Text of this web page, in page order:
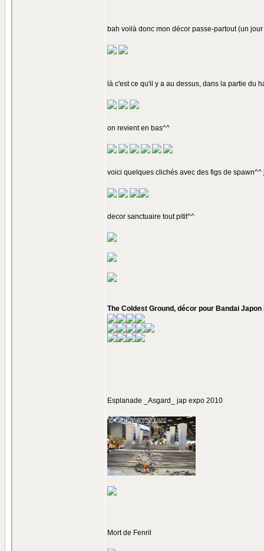
bah voilà donc mon décor passe-partout (un
là c'est ce qu'il y a au dessus, dans la partie du
on revient en bas^^
voici quelques clichés avec des figs de spawn^^
decor sanctuaire tout pitit^^
The Coldest Ground, décor pour Bandai
Esplanade _Asgard_ jap expo 2010
Mort de Fenril